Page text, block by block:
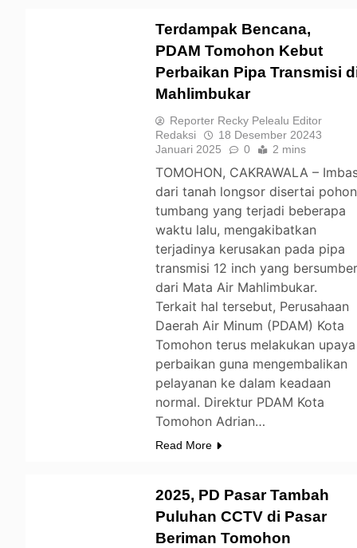
Terdampak Bencana,
PDAM Tomohon Kebut
Perbaikan Pipa Transmisi
Mahlimbukar
Reporter Recky Pelealu Editor
Redaksi
18 Desember 20243
Januari 2025
0 2 mins
TOMOHON, CAKRAWALA –
dari tanah longsor disertai pohon
tumbang yang terjadi beberapa
waktu lalu, mengakibatkan
terjadinya kerusakan pada pipa
transmisi 12 inch yang
dari Mata Air Mahlimbukar.
Terkait hal tersebut, Perusahaan
Daerah Air Minum (PDAM) Kota
Tomohon terus melakukan upaya
perbaikan guna mengembalikan
pelayanan ke dalam keadaan
normal. Direktur PDAM Kota
Tomohon Adrian…
Read More
2025, PD Pasar Tambah
Puluhan CCTV di Pasar
Beriman Tomohon